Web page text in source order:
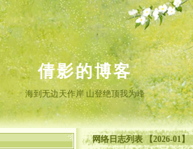
倩影的博客
海到无边天作岸 山登绝顶我为峰
网络日志列表 【2026-01】